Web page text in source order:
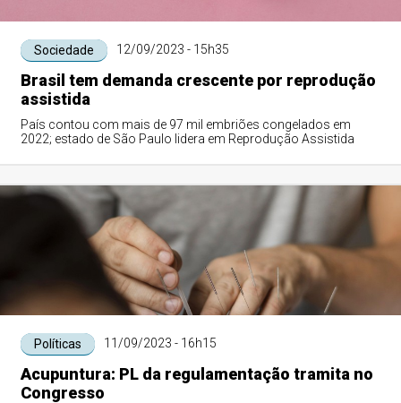
Sociedade 12/09/2023 - 15h35
Brasil tem demanda crescente por reprodução
assistida
País contou com mais de 97 mil embriões congelados em
2022; estado de São Paulo lidera em Reprodução Assistida
Políticas 11/09/2023 - 16h15
Acupuntura: PL da regulamentação tramita no
Congresso